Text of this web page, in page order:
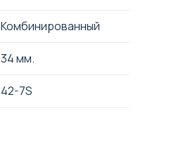
Комбинированный
34 мм.
42-7S